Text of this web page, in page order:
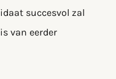
succesvol zal
van eerder